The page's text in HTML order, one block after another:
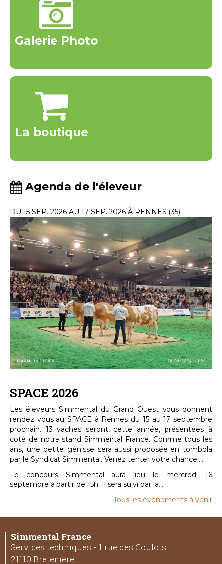
Galerie Photo
La boutique
Agenda de l'éleveur
DU 15 SEP. 2026 AU 17 SEP. 2026 À RENNES (35)
SPACE 2026
Les éleveurs Simmental du Grand Ouest vous donnent
rendez vous au SPACE à Rennes du 15 au 17 septembre
prochain. 13 vaches seront, cette année, présentées à
coté de notre stand Simmental France. Comme tous les
ans, une petite génisse sera aussi proposée en tombola
par le Syndicat Simmental. Venez tenter votre chance....
Le concours Simmental aura lieu le mercredi 16
septembre à partir de 15h. Il sera suivi par la...
Tous les événements à venir
Simmental France
Services techniques - 1 rue des Coulots
21110 Bretenière